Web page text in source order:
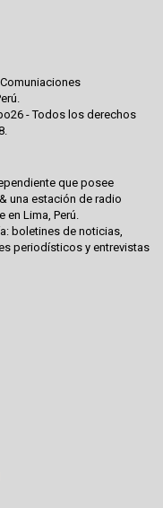
- Todos los derechos
que posee
una estación de radio
Lima, Perú.
boletines de noticias,
periodísticos y entrevistas